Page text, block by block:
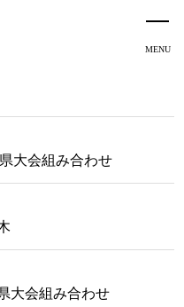
大会組み合わせ
大会組み合わせ